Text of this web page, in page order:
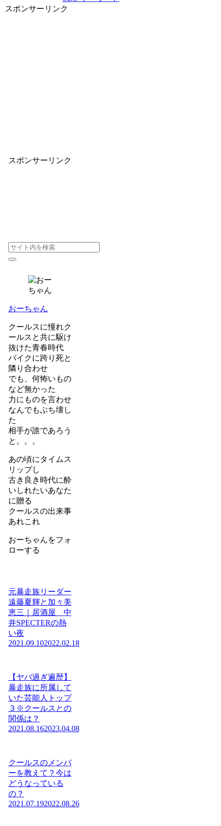
スポンサーリンク
スポンサーリンク
おーちゃん
クールスに憧れク
ールスと共に駆け
抜けた青春時代
バイクに跨り死と
隣り合わせ
でも、何怖いもの
など無かった
力にものを言わせ
なんでもぶち壊し
た
相手が誰であろう
と。。。
あの頃にタイムス
リップし
古き良き時代に酔
いしれたいあなた
に贈る
クールスの出来事
あれこれ
おーちゃんをフォ
ローする
元暴走族リーダー
遠藤夏輝と加々美
恵三｜居酒屋 中
井SPECTERの熱
い夜
2021.09.102022.02.18
【ヤバ過ぎ遍歴】
暴走族に所属して
いた芸能人トップ
３※クールスとの
関係は？
2021.08.162023.04.08
クールスのメンバ
ーを教えて？今は
どうなっている
の？
2021.07.192022.08.26